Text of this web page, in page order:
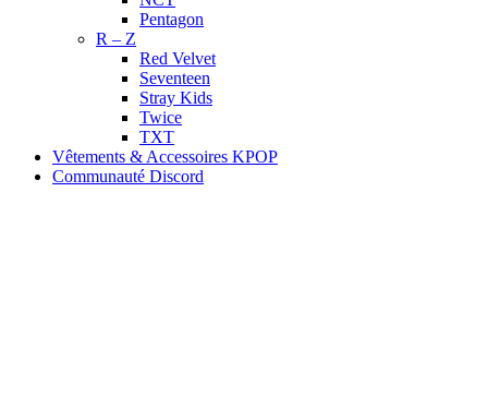
Pentagon
R – Z
Red Velvet
Seventeen
Stray Kids
Twice
TXT
Vêtements & Accessoires KPOP
Communauté Discord